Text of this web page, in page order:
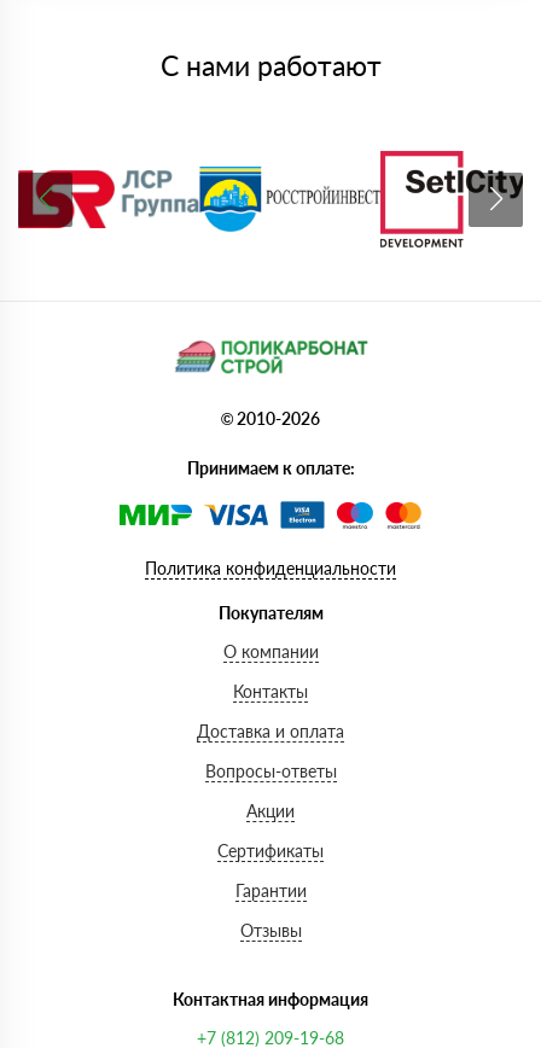
С нами работают
© 2010-2026
Принимаем к оплате:
Политика конфиденциальности
Покупателям
О компании
Контакты
Доставка и оплата
Вопросы-ответы
Акции
Сертификаты
Гарантии
Отзывы
Контактная информация
+7 (812) 209-19-68